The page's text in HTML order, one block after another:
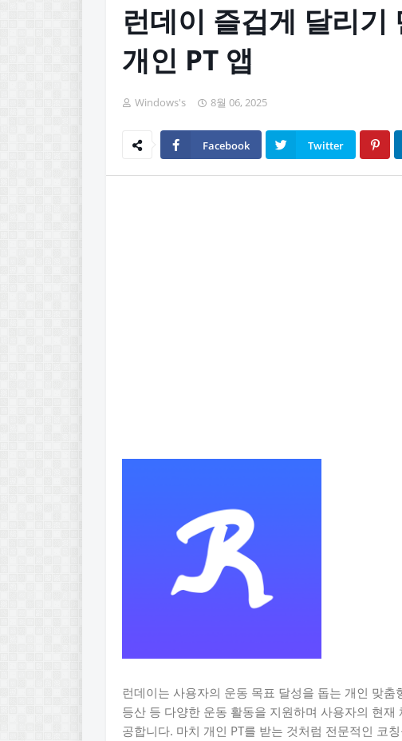
런데이 즐겁게 달리기
개인 PT 앱
Windows's 8월 06, 2025
Facebook Twitter
런데이는 사용자의 운동 목표 달성을 돕는 개인 맞
등산 등 다양한 운동 활동을 지원하며 사용자의 현
공합니다. 마치 개인 PT를 받는 것처럼 전문적인 코